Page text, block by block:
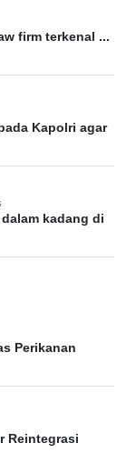
firm terkenal ...
Kapolri agar
kadang di
Perikanan
Reintegrasi